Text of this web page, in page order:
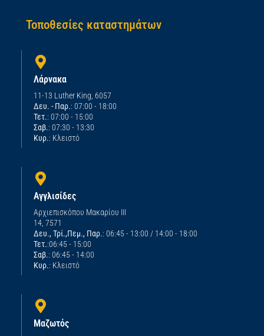
Τοποθεσίες καταστημάτων
Λάρνακα
11-13 Luther King, 6057
Δευ. - Παρ.: 07:00 - 18:00
Τετ.: 07:00 - 15:00
Σαβ.: 07:30 - 13:30
Κυρ.: Κλειστό
Αγγλισίδες
Αρχιεπισκόπου Μακαρίου ΙΙΙ
14, 7571
Δευ., Τρί.,Πεμ., Παρ.: 06:45 - 13:00 / 14:00 - 18:00
Τετ.:06:45 - 15:00
Σαβ.: 06:45 - 14:00
Κυρ.: Κλειστό
Μαζωτός